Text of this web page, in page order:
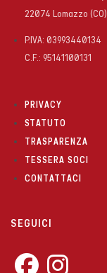
22074 Lomazzo (CO)
P.IVA: 03993440134
C.F.: 95141100131
PRIVACY
STATUTO
TRASPARENZA
TESSERA SOCI
CONTATTACI
SEGUICI